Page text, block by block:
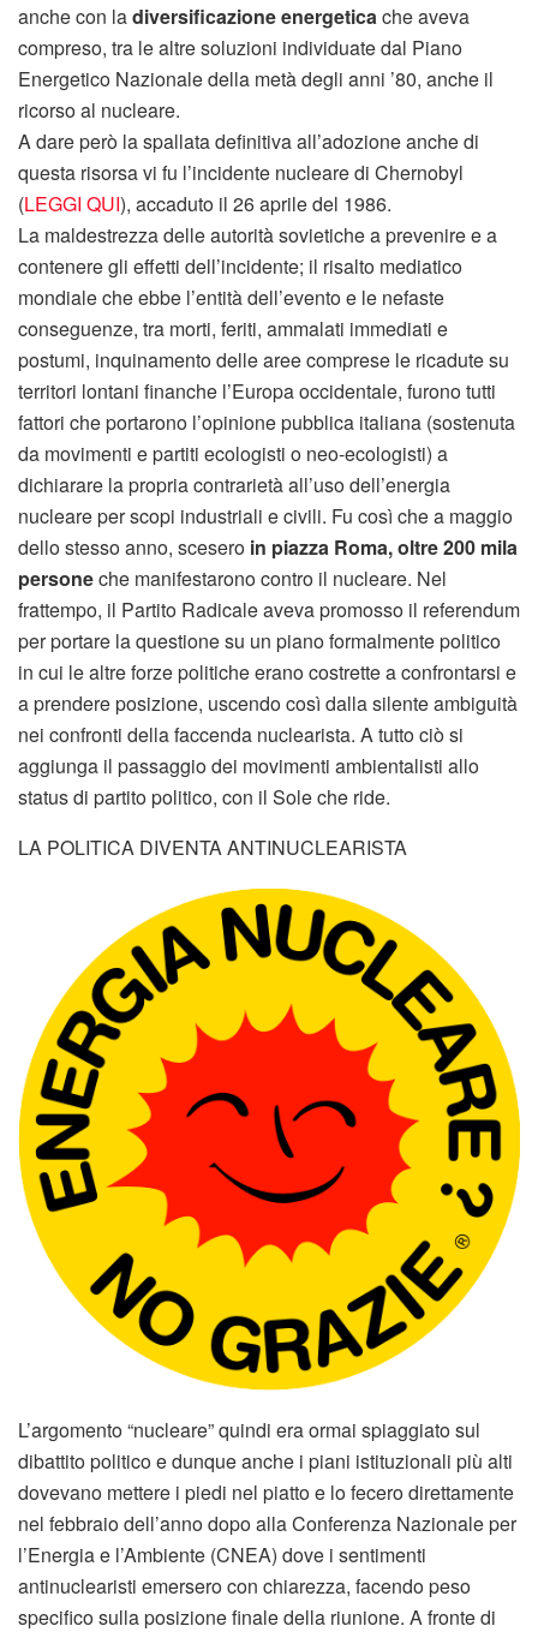
anche con ladiversificazione energeticache aveva
compreso, tra le altre soluzioni individuate dal Piano
Energetico Nazionale della metà degli anni ’80, anche il
ricorso al nucleare.
A dare però la spallata definitiva all’adozione anche di
questa risorsa vi fu l’incidente nucleare di Chernobyl
(LEGGI QUI), accaduto il 26 aprile del 1986.
La maldestrezza delle autorità sovietiche a prevenire e a
contenere gli effetti dell’incidente; il risalto mediatico
mondiale che ebbe l’entità dell’evento e le nefaste
conseguenze, tra morti, feriti, ammalati immediati e
postumi, inquinamento delle aree comprese le ricadute su
territori lontani finanche l’Europa occidentale, furono tutti
fattori che portarono l’opinione pubblica italiana (sostenuta
da movimenti e partiti ecologisti o neo-ecologisti) a
dichiarare la propria contrarietà all’uso dell’energia
nucleare per scopi industriali e civili. Fu così che a maggio
dello stesso anno, scesero in piazza Roma, oltre 200 mila
personeche manifestarono contro il nucleare. Nel
frattempo, il Partito Radicale aveva promosso il referendum
per portare la questione su un piano formalmente politico
in cui le altre forze politiche erano costrette a confrontarsi e
a prendere posizione, uscendo così dalla silente ambiguità
nei confronti della faccenda nuclearista. A tutto ciò si
aggiunga il passaggio dei movimenti ambientalisti allo
status di partito politico, con il Sole che ride.
LA POLITICA DIVENTA ANTINUCLEARISTA
L’argomento “nucleare” quindi era ormai spiaggiato sul
dibattito politico e dunque anche i piani istituzionali più alti
dovevano mettere i piedi nel piatto e lo fecero direttamente
nel febbraio dell’anno dopo alla Conferenza Nazionale per
l’Energia e l’Ambiente (CNEA) dove i sentimenti
antinuclearisti emersero con chiarezza, facendo peso
specifico sulla posizione finale della riunione. A fronte di